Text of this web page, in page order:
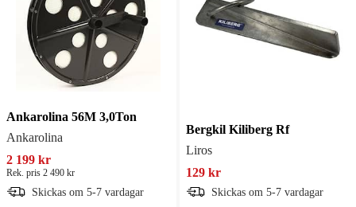
Ankarolina 56M 3,0Ton
Ankarolina
2 199 kr
Rek. pris 2 490 kr
Skickas om 5-7 vardagar
Bergkil Kiliberg Rf
Liros
129 kr
Skickas om 5-7 vardagar